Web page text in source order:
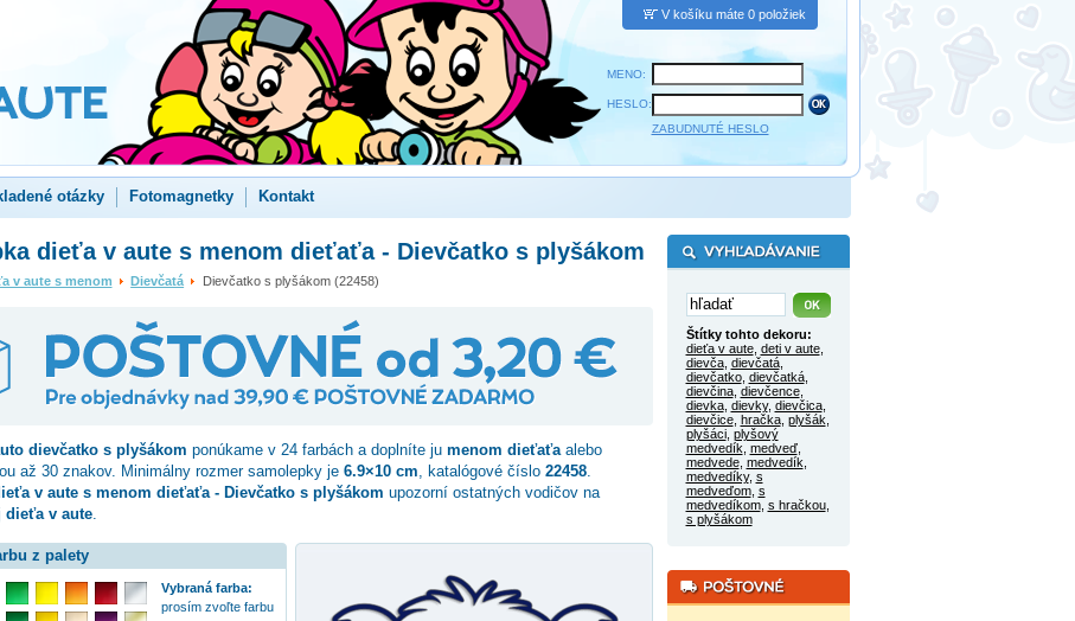
V košíku máte 0 položiek
MENO:
HESLO:
ZABUDNUTÉ HESLO
otázky Fotomagnetky Kontakt
dieťa v aute s menom dieťaťa - Dievčatko s plyšákom
v aute s menom Dievčatá Dievčatko s plyšákom (22458)
dievčatko s plyšákom ponúkame v 24 farbách a doplníte ju menom dieťaťaalebo
až 30 znakov. Minimálny rozmer samolepky je 6.9×10 cm, katalógové číslo 22458.
v aute s menom dieťaťa - Dievčatko s plyšákom upozorní ostatných vodičov na
dieťa v aute.
z palety
Vybraná farba:
prosím zvoľte farbu
Štítky tohto dekoru:
dieťa v aute, deti v aute,
dievča, dievčatá,
dievčatko, dievčatká,
dievčina, dievčence,
dievka, dievky, dievčica,
dievčice, hračka, plyšák
plyšáci, plyšový
medvedík medveď,
medvede, medvedík
medvedíky, s
medveďom, s
medvedíkom, s hračkou,
s plyšákom